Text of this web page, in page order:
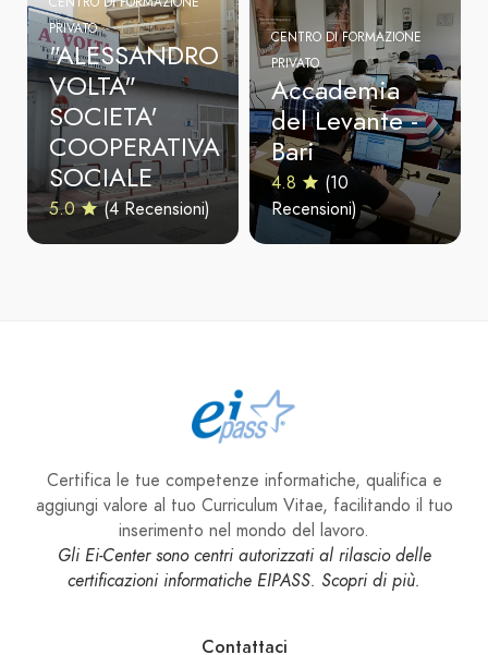
PRIVATO
"ALESSANDRO
VOLTA"
SOCIETA'
COOPERATIVA
SOCIALE
5.0 (4 Recensioni)
CENTRO DI FORMAZIONE
PRIVATO
Accademia
del Levante -
Bari
4.8
(10
Recensioni)
Certifica le tue competenze informatiche, qualifica e
aggiungi valore al tuo Curriculum Vitae, facilitando il tuo
inserimento nel mondo del lavoro.
Gli Ei-Center sono centri autorizzati al rilascio delle
certificazioni informatiche EIPASS. Scopri di più.
Contattaci